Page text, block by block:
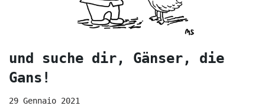
und suche dir, Gänser, die
Gans!
29 Gennaio 2021